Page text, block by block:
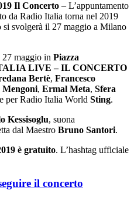
Il Concerto – L’appuntamento
da Radio Italia torna nel 2019
si svolgerà il 27 maggio a Milano
maggio in Piazza
LIVE – IL CONCERTO
Bertè, Francesco
, Ermal Meta, Sfera
e per Radio Italia World Sting.
Kessisoglu, suona
dal Maestro Bruno Santori.
è gratuito. L’hashtag ufficiale
il concerto